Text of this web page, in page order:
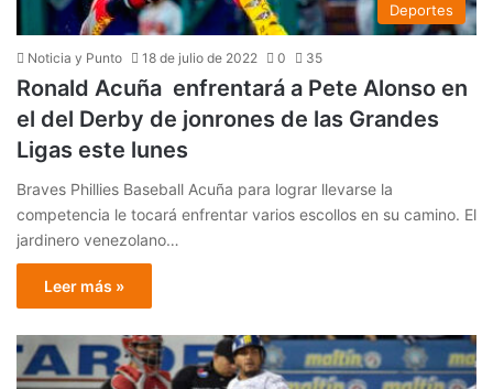
Deportes
Noticia y Punto 18 de julio de 2022 0 35
Ronald Acuña enfrentará a Pete Alonso en
el del Derby de jonrones de las Grandes
Ligas este lunes
Braves Phillies Baseball Acuña para lograr llevarse la
competencia le tocará enfrentar varios escollos en su camino. El
jardinero venezolano…
Leer más »